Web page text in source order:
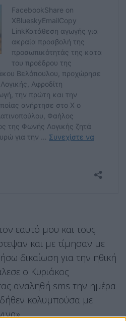
εαυτό μου και τους
και με τίμησαν με
δικαίωση για την ηθική
ο Κυριάκος
αναληθή sms την ημέρα
κολυμπούσα με